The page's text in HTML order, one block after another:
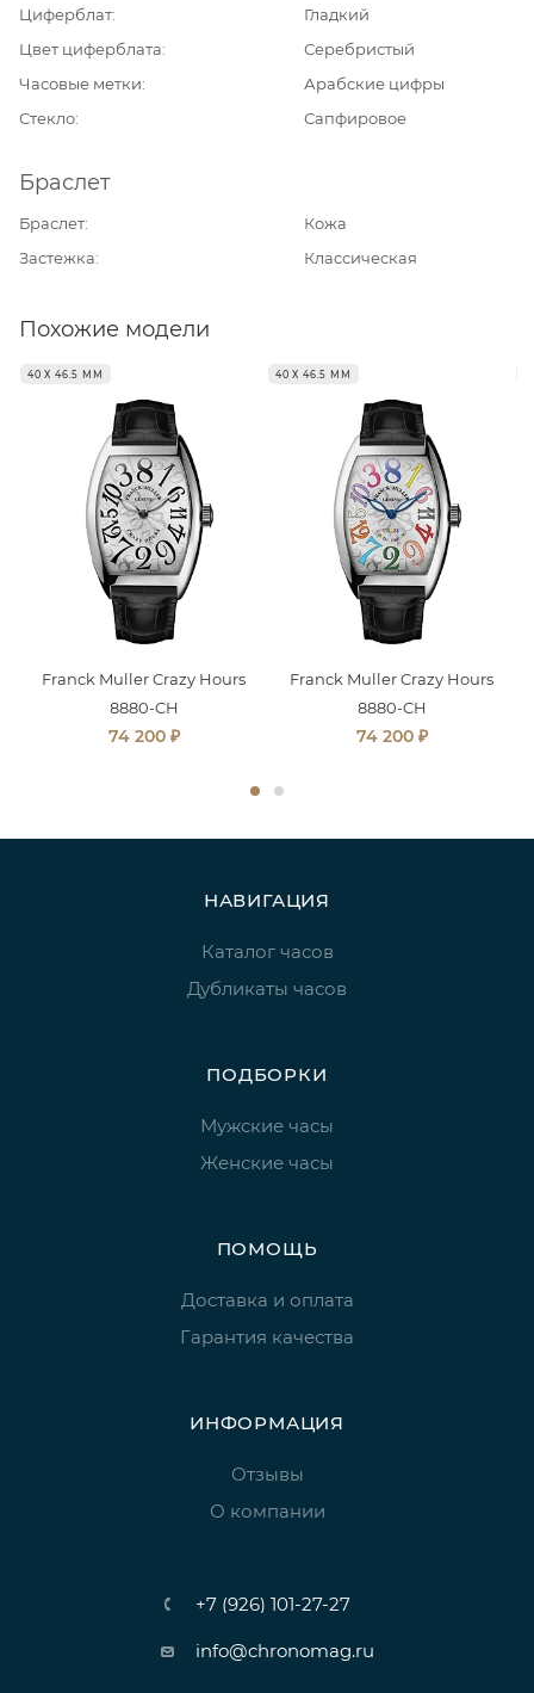
Циферблат
Гладкий
Цвет циферблата
Серебристый
Часовые метки
Арабские цифры
Стекло
Сапфировое
Браслет
Браслет
Кожа
Застежка
Классическая
Похожие модели
40 Х 46.5 ММ
Franck Muller Crazy Hours
8880-CH
74 200 ₽
40 Х 46.5 ММ
Franck Muller Crazy Hours
8880-CH
74 200 ₽
НАВИГАЦИЯ
Каталог часов
Дубликаты часов
ПОДБОРКИ
Мужские часы
Женские часы
ПОМОЩЬ
Доставка и оплата
Гарантия качества
ИНФОРМАЦИЯ
Отзывы
О компании
+7 (926) 101-27-27
info@chronomag.ru